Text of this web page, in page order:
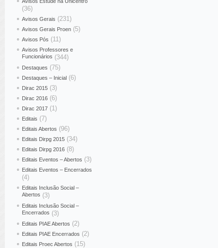
(36)
Avisos Gerais (231)
Avisos Gerais Proen (5)
Avisos Pós (11)
Avisos Professores e
Funcionários (344)
Destaques (75)
Destaques – Inicial (6)
Dirac 2015 (3)
Dirac 2016 (6)
Dirac 2017 (1)
Editais (7)
Editais Abertos (96)
Editais Dirpg 2015 (34)
Editais Dirpg 2016 (8)
Editais Eventos – Abertos (3)
Editais Eventos – Encerrados
(4)
Editais Inclusão Social –
Abertos (3)
Editais Inclusão Social –
Encerrados (3)
Editais PIAE Abertos (2)
Editais PIAE Encerrados (2)
Editais Proec Abertos (15)